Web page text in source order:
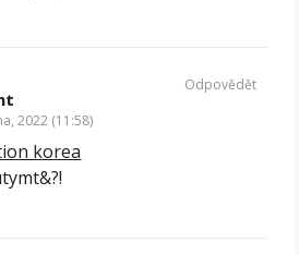
2022 (11:58)
korea
Odpovědět